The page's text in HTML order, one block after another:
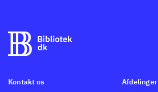
Kontakt os
Afdelinger